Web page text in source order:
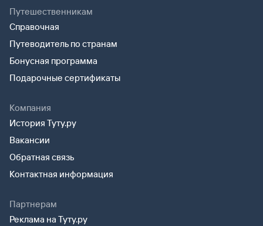
Путешественникам
Справочная
Путеводитель по странам
Бонусная программа
Подарочные сертификаты
Компания
История Туту.ру
Вакансии
Обратная связь
Контактная информация
Партнерам
Реклама на Туту.ру